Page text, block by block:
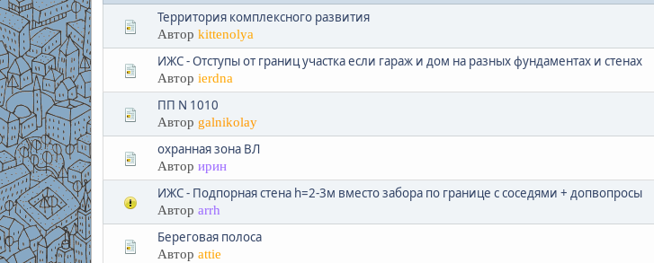
Территория комплексного развития
Автор kittenolya
ИЖС - Отступы от границ участка если гараж и дом на разных фундаментах и стенах
Автор ierdna
ПП N 1010
Автор galnikolay
охранная зона ВЛ
Автор ирин
ИЖС - Подпорная стена h=2-3м вместо забора по границе с соседями + допвопросы
Автор arrh
Береговая полоса
Автор attie